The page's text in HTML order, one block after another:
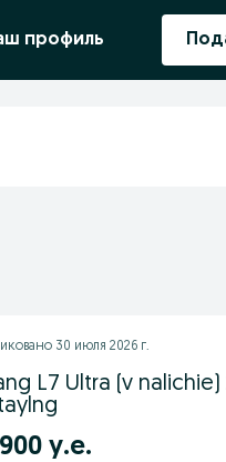
профиль
30 июля 2026 г.
L7 Ultra (v nalichie)
у.е.